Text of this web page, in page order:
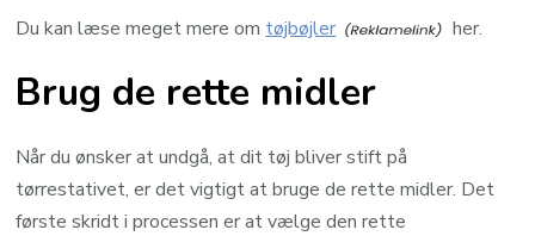
Du kan læse meget mere om tøjbøjler her.
Brug de rette midler
Når du ønsker at undgå, at dit tøj bliver stift på
tørrestativet, er det vigtigt at bruge de rette midler. Det
første skridt i processen er at vælge den rette